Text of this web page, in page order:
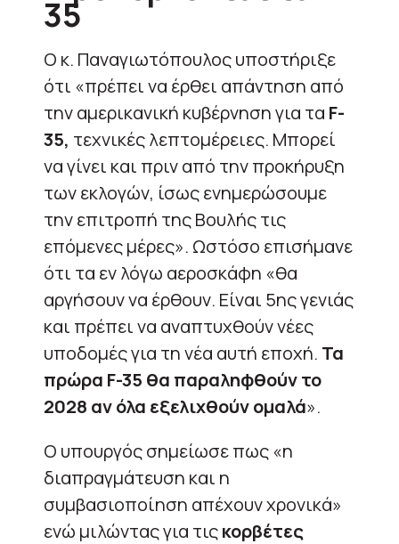
35
Ο κ. Παναγιωτόπουλος υποστήριξε
ότι «πρέπει να έρθει απάντηση από
την αμερικανική κυβέρνηση για τα F-
35, τεχνικές λεπτομέρειες. Μπορεί
να γίνει και πριν από την προκήρυξη
των εκλογών, ίσως ενημερώσουμε
την επιτροπή της Βουλής τις
επόμενες μέρες». Ωστόσο επισήμανε
ότι τα εν λόγω αεροσκάφη «θα
αργήσουν να έρθουν. Είναι 5ης γενιάς
και πρέπει να αναπτυχθούν νέες
υποδομές για τη νέα αυτή εποχή. Τα
πρώρα F-35 θα παραληφθούν το
2028 αν όλα εξελιχθούν ομαλά».
Ο υπουργός σημείωσε πως «η
διαπραγμάτευση και η
συμβασιοποίηση απέχουν χρονικά»
ενώ μιλώντας για τιςκορβέτες